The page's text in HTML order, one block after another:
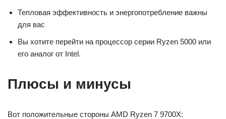
Тепловая эффективность и энергопотребление важны
для вас
Вы хотите перейти на процессор серии Ryzen 5000 или
его аналог от Intel.
Плюсы и минусы
Вот положительные стороны AMD Ryzen 7 9700X: